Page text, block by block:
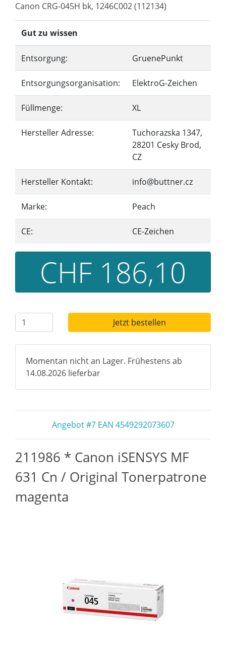
Canon CRG-045H bk, 1246C002 (112134)
Gut zu wissen
Entsorgung: GruenePunkt
Entsorgungsorganisation: ElektroG-Zeichen
Füllmenge: XL
Hersteller Adresse:
Tuchorazska 1347,
28201 Cesky Brod,
CZ
Hersteller Kontakt: info@buttner.cz
Marke: Peach
CE: CE-Zeichen
CHF 186,10
Jetzt bestellen
Momentan nicht an Lager. Frühestens ab
14.08.2026 lieferbar
Angebot #7 EAN 4549292073607
211986 * Canon iSENSYS MF
631 Cn / Original Tonerpatrone
magenta